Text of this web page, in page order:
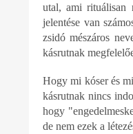
utal, ami rituálisan
jelentése van
zsidó mészáros
kásrutnak
Hogy mi kóser és
kásrutnak nincs
hogy
de nem ezek a